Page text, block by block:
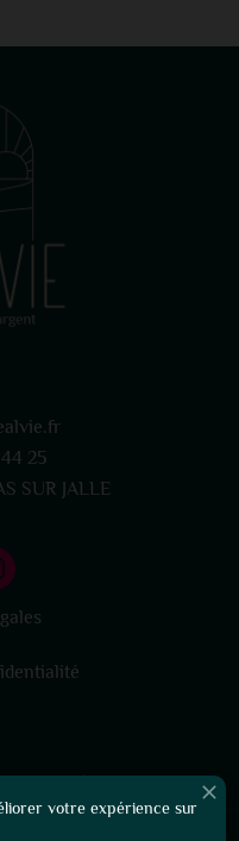
25
SUR JALLE
votre expérience sur